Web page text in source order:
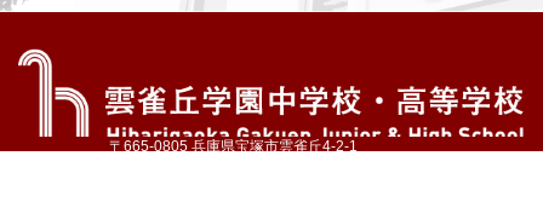
〒665-0805 兵庫県宝塚市雲雀丘4-2-1